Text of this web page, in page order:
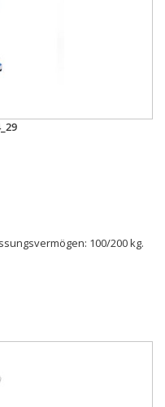
100/200 kg.